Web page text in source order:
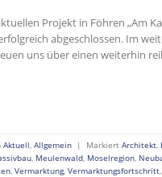
Projekt in Föhren „Am
abgeschlossen. Im
uns über einen weiterhin
Aktuell, Allgemein | Markiert Architekt,
, Meulenwald, Moselregion,
, Vermarktung, Vermarktungsfortschritt,